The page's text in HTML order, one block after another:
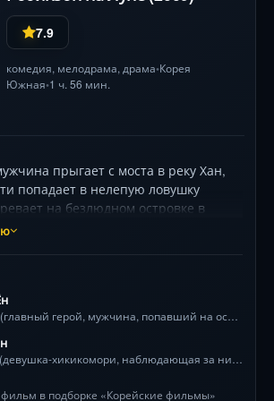
7.9
комедия, мелодрама, драма•Корея
Южная•1 ч. 56 мин.
прыгает с моста в реку Хан,
попадает в нелепую ловушку
на безлюдном островке в
умея плавать. Пока он учится
Рё Вон), не покидавшая комнату три
общение через послания на песке
с высотки, превращает
связь. Чон Джэ Ён создает
«грязного Робинзона», чья
наполнены
Ким Бугём (главный герой, мужчина, попавший на остров)
Ким Сиын (девушка-хикикомори, наблюдающая за ним)
фильм в подборке «Корейские фильмы»